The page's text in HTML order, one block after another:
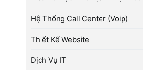
Hệ Thống Call Center (Voip)
Thiết Kế Website
Dịch Vụ IT